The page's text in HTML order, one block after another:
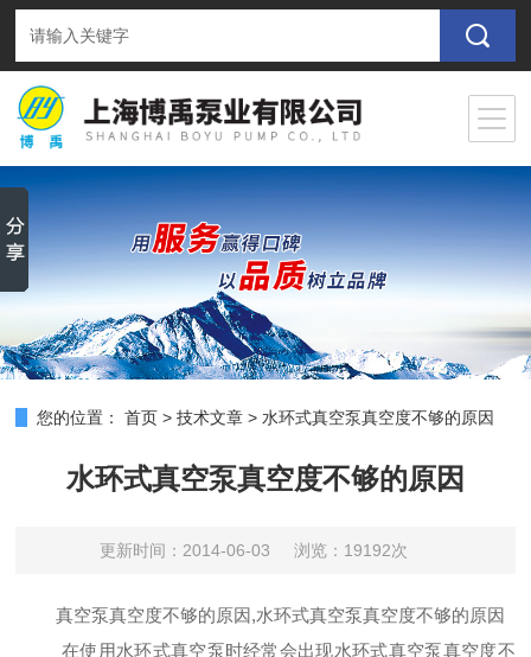
您的位置： 首页 >技术文章 >水环式真空泵真空度不够的原因
水环式真空泵真空度不够的原因
更新时间：2014-06-03 浏览：19192次
真空泵真空度不够的原因,水环式真空泵真空度不够的原因
在使用水环式真空泵时经常会出现水环式真空泵真空度不